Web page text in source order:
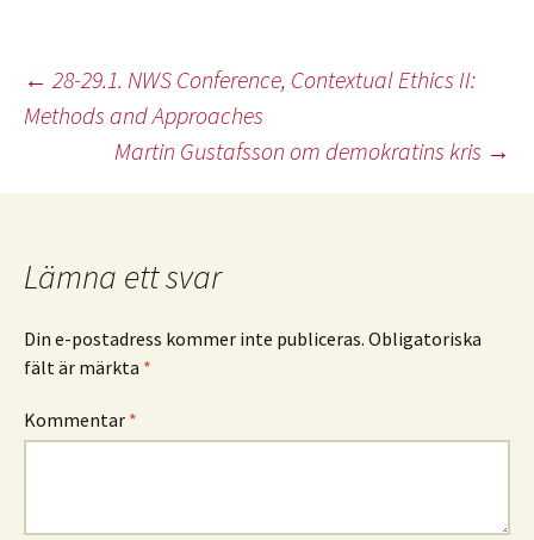
Inläggsnavigering
← 28-29.1. NWS Conference, Contextual Ethics II:
Methods and Approaches
Martin Gustafsson om demokratins kris →
Lämna ett svar
Din e-postadress kommer inte publiceras. Obligatoriska
fält är märkta *
Kommentar *